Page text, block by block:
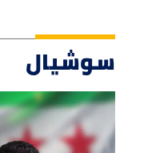
سوشيال